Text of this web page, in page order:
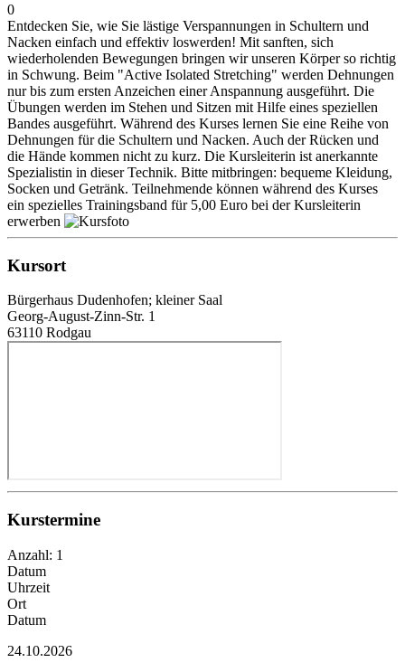
0
Entdecken Sie, wie Sie lästige Verspannungen in Schultern und
Nacken einfach und effektiv loswerden! Mit sanften, sich
wiederholenden Bewegungen bringen wir unseren Körper so richtig
in Schwung. Beim "Active Isolated Stretching" werden Dehnungen
nur bis zum ersten Anzeichen einer Anspannung ausgeführt. Die
Übungen werden im Stehen und Sitzen mit Hilfe eines speziellen
Bandes ausgeführt. Während des Kurses lernen Sie eine Reihe von
Dehnungen für die Schultern und Nacken. Auch der Rücken und
die Hände kommen nicht zu kurz. Die Kursleiterin ist anerkannte
Spezialistin in dieser Technik. Bitte mitbringen: bequeme Kleidung,
Socken und Getränk. Teilnehmende können während des Kurses
ein spezielles Trainingsband für 5,00 Euro bei der Kursleiterin
erwerben
Kursort
Bürgerhaus Dudenhofen; kleiner Saal
Georg-August-Zinn-Str. 1
63110 Rodgau
Kurstermine
Anzahl: 1
Datum
Uhrzeit
Ort
Datum
24.10.2026